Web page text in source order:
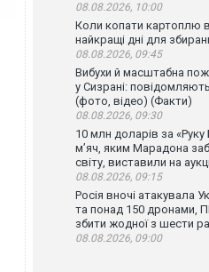
08.08.2026, 10:00
Коли копати картоплю
найкращі дні для
08.08.2026, 09:45
Вибухи й масштабна
у Сизрані:
(фото, відео) (Факти)
08.08.2026, 09:30
10 млн доларів за «Руку
м’яч, яким Марадона
світу, виставили на
08.08.2026, 09:15
Росія вночі атакувала
та понад 150 дронами,
збити жодної з шести
08.08.2026, 09:00